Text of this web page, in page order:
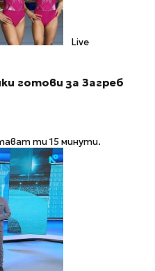
Live
готови за Загреб
ти 15 минути.